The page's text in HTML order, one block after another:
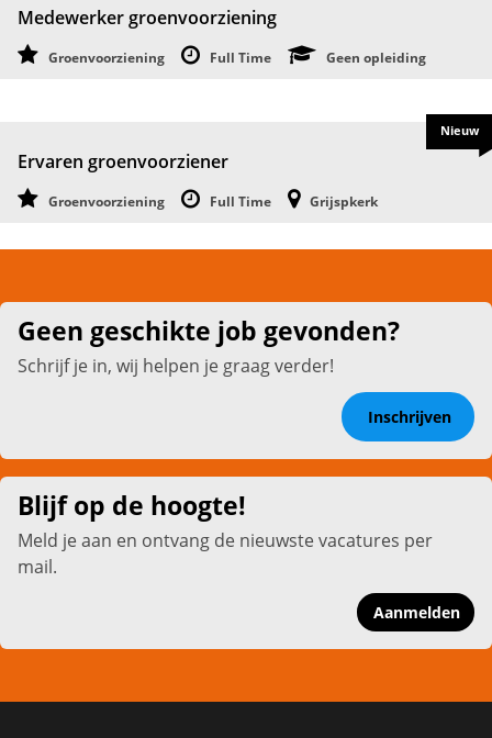
Medewerker groenvoorziening
Groenvoorziening Full Time Geen opleiding
Ervaren groenvoorziener
Groenvoorziening Full Time Grijspkerk
Nieuw
Geen geschikte job gevonden?
Schrijf je in, wij helpen je graag verder!
Inschrijven
Blijf op de hoogte!
Meld je aan en ontvang de nieuwste vacatures per
mail.
Aanmelden